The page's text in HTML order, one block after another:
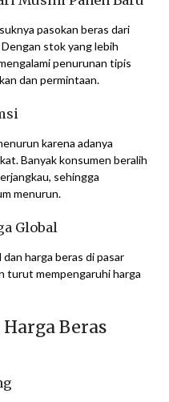
pasokan beras dari
stok yang lebih
penurunan tipis
dan permintaan.
karena adanya
Banyak konsumen beralih
sehingga
menurun.
Global
harga beras di pasar
turut mempengaruhi harga
Beras